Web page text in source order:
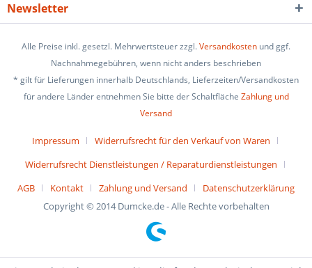
Newsletter
Alle Preise inkl. gesetzl. Mehrwertsteuer zzgl.Versandkosten und ggf.
Nachnahmegebühren, wenn nicht anders beschrieben
* gilt für Lieferungen innerhalb Deutschlands, Lieferzeiten/Versandkosten
für andere Länder entnehmen Sie bitte der Schaltfläche Zahlung und
Versand
Impressum
Widerrufsrecht für den Verkauf von Waren
Widerrufsrecht Dienstleistungen / Reparaturdienstleistungen
AGB
Kontakt Zahlung und Versand
Datenschutzerklärung
Copyright © 2014 Dumcke.de - Alle Rechte vorbehalten